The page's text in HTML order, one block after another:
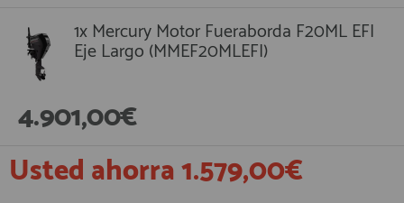
1x Mercury Motor Fueraborda F20ML EFI
Eje Largo (MMEF20MLEFI)
4.901,00€
Usted ahorra 1.579,00€